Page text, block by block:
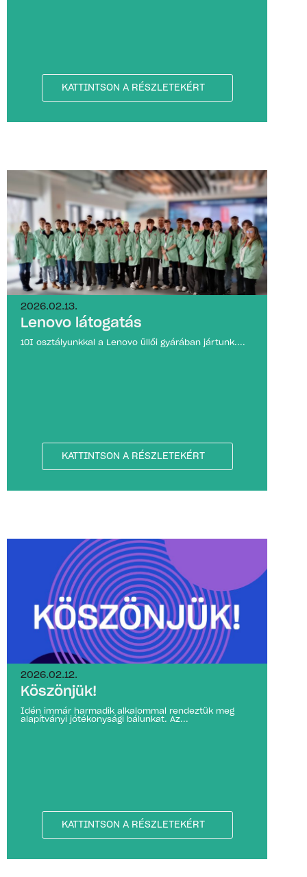
KATTINTSON A RÉSZLETEKÉRT
2026.02.13.
Lenovo látogatás
10I osztályunkkal a Lenovo üllői gyárában jártunk....
KATTINTSON A RÉSZLETEKÉRT
2026.02.12.
Köszönjük!
Idén immár harmadik alkalommal rendeztük meg
alapítványi jótékonysági bálunkat. Az...
KATTINTSON A RÉSZLETEKÉRT